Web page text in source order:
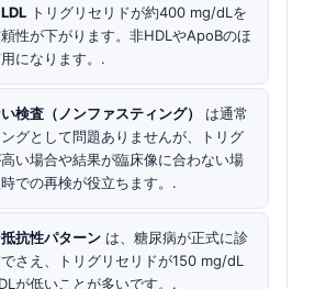
トリグリセリドが約400 mg/dLを
性が下がります。非HDLやApoBのほ
になります。.
検査（ノンファスティング）
は通常
グとして問題ありませんが、トリグ
い場合や結果が臨床像に合わない場
での再検が役立ちます。.
抗性パターン は、糖尿病が正式に診
さえ、トリグリセリドが150 mg/dL
が低いことが多いです。.